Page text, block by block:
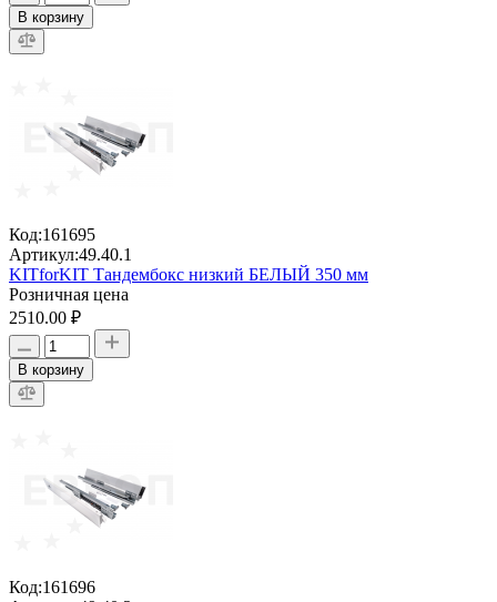
В корзину
Код:161695
Артикул:49.40.1
KITforKIT Тандембокс низкий БЕЛЫЙ 350 мм
Розничная цена
2510.00 ₽
В корзину
Код:161696